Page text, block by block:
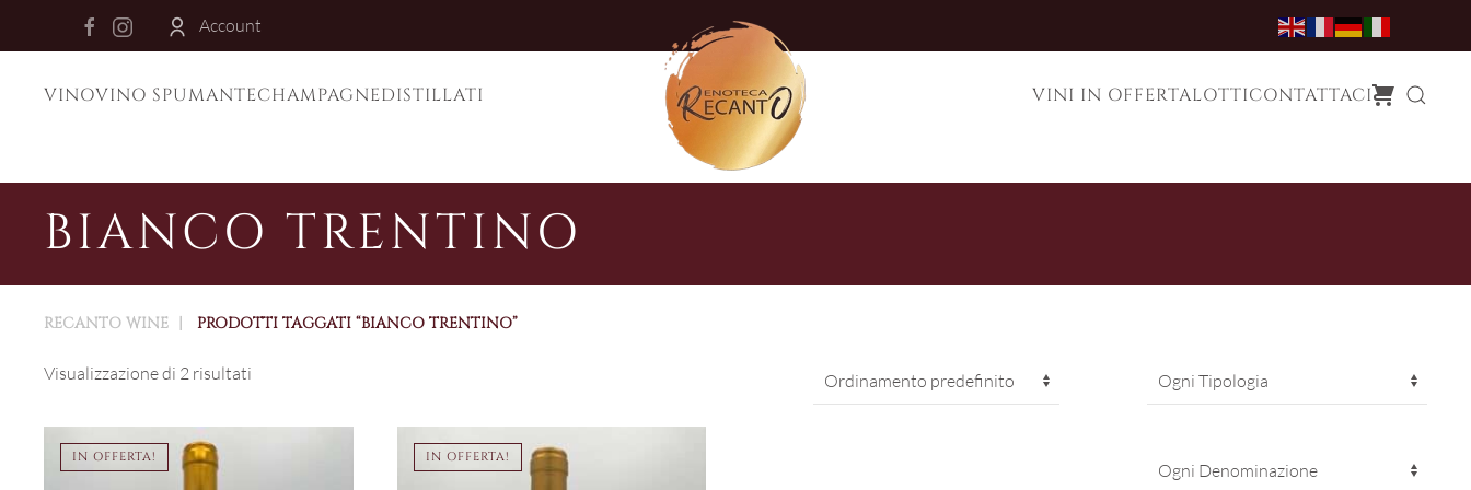
Account
VINOVINO SPUMANTECHAMPAGNEDISTILLATI VINI IN OFFERTALOTTICONTATTACI
BIANCO TRENTINO
RECANTO WINE PRODOTTI TAGGATI “BIANCO TRENTINO”
Visualizzazione di 2 risultati
IN OFFERTA! IN OFFERTA!